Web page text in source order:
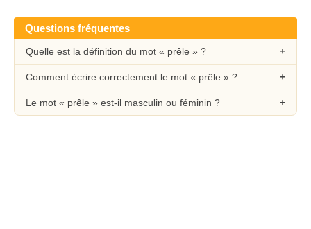
Questions fréquentes
Quelle est la définition du mot « prêle » ?
Comment écrire correctement le mot « prêle » ?
Le mot « prêle » est-il masculin ou féminin ?